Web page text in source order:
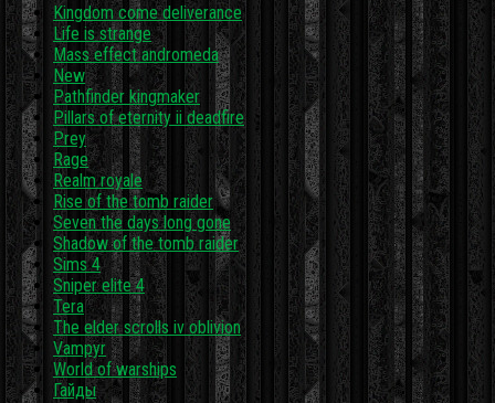
Kingdom come deliverance
Life is strange
Mass effect andromeda
New
Pathfinder kingmaker
Pillars of eternity ii deadfire
Prey
Rage
Realm royale
Rise of the tomb raider
Seven the days long gone
Shadow of the tomb raider
Sims 4
Sniper elite 4
Tera
The elder scrolls iv oblivion
Vampyr
World of warships
Гайды